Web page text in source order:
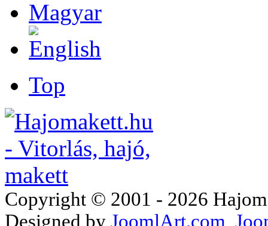
Top
Copyright © 2001 - 2026
Designed by JoomlArt.com